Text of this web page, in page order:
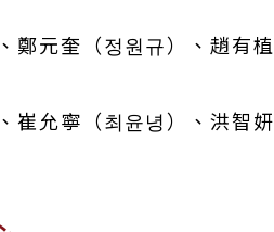
鄭元奎（정원규）、趙有植
崔允寧（최윤녕）、洪智妍